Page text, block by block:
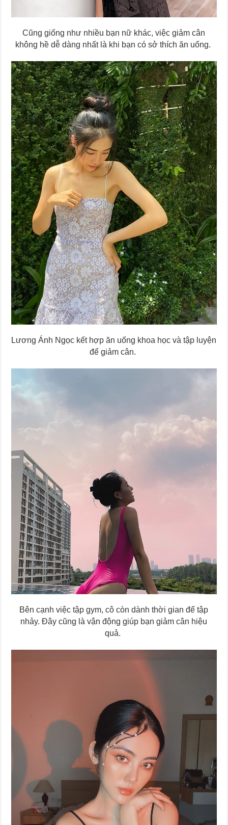
Cũng giống như nhiều bạn nữ khác, việc giảm cân
không hề dễ dàng nhất là khi bạn có sở thích ăn uống.
Lương Ánh Ngọc kết hợp ăn uống khoa học và tập luyện
để giảm cân.
Bên cạnh việc tập gym, cô còn dành thời gian để tập
nhảy. Đây cũng là vận động giúp bạn giảm cân hiệu
quả.